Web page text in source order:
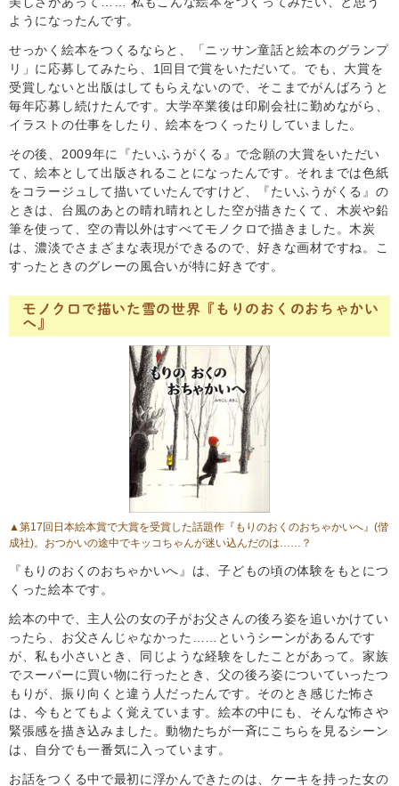
ようになったんです。
せっかく絵本をつくるならと、「ニッサン童話と絵本のグランプ
リ」に応募してみたら、1回目で賞をいただいて。でも、大賞を
受賞しないと出版はしてもらえないので、そこまでがんばろうと
毎年応募し続けたんです。大学卒業後は印刷会社に勤めながら、
イラストの仕事をしたり、絵本をつくったりしていました。
その後、2009年に『たいふうがくる』で念願の大賞をいただい
て、絵本として出版されることになったんです。それまでは色紙
をコラージュして描いていたんですけど、『たいふうがくる』の
ときは、台風のあとの晴れ晴れとした空が描きたくて、木炭や鉛
筆を使って、空の青以外はすべてモノクロで描きました。木炭
は、濃淡でさまざまな表現ができるので、好きな画材ですね。こ
すったときのグレーの風合いが特に好きです。
モノクロで描いた雪の世界『もりのおくのおちゃかい
へ』
▲第17回日本絵本賞で大賞を受賞した話題作 『もりのおくのおちゃかいへ』 (偕
成社)。おつかいの途中でキッコちゃんが迷い込んだのは……？
『もりのおくのおちゃかいへ』は、子どもの頃の体験をもとにつ
くった絵本です。
絵本の中で、主人公の女の子がお父さんの後ろ姿を追いかけてい
ったら、お父さんじゃなかった……というシーンがあるんです
が、私も小さいとき、同じような経験をしたことがあって。家族
でスーパーに買い物に行ったとき、父の後ろ姿についていったつ
もりが、振り向くと違う人だったんです。そのとき感じた怖さ
は、今もとてもよく覚えています。絵本の中にも、そんな怖さや
緊張感を描き込みました。動物たちが一斉にこちらを見るシーン
は、自分でも一番気に入っています。
お話をつくる中で最初に浮かんできたのは、ケーキを持った女の